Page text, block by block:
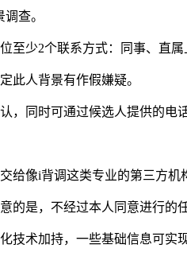
查。
少2个联系方式：同事、直属
此人背景有作假嫌疑。
，同时可通过候选人提供的
给像i背调这类专业的第三方机
的是，不经过本人同意进行的
技术加持，一些基础信息可